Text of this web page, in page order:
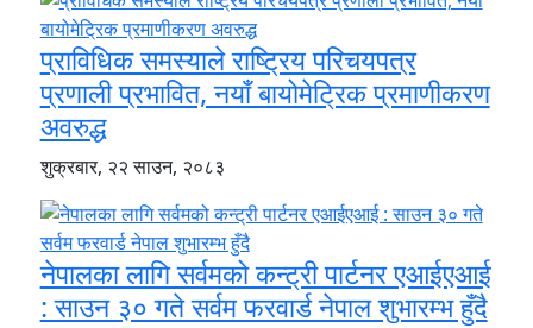
प्राविधिक समस्याले राष्ट्रिय परिचयपत्र
प्रणाली प्रभावित, नयाँ बायोमेट्रिक प्रमाणीकरण
अवरुद्ध
शुक्रबार, २२ साउन, २०८३
नेपालका लागि सर्वमको कन्ट्री पार्टनर एआईएआई
: साउन ३० गते सर्वम फरवार्ड नेपाल शुभारम्भ हुँदै